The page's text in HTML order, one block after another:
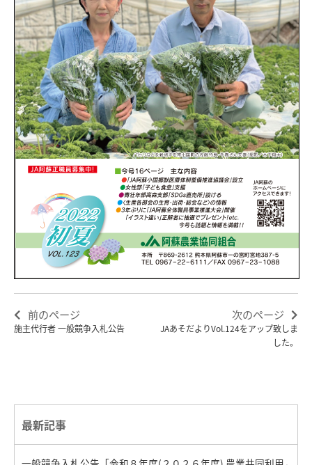
前のページ
施主代行者 一般競争入札公告
次のページ
JAあそだよりVol.124をアップ致しま
した。
最新記事